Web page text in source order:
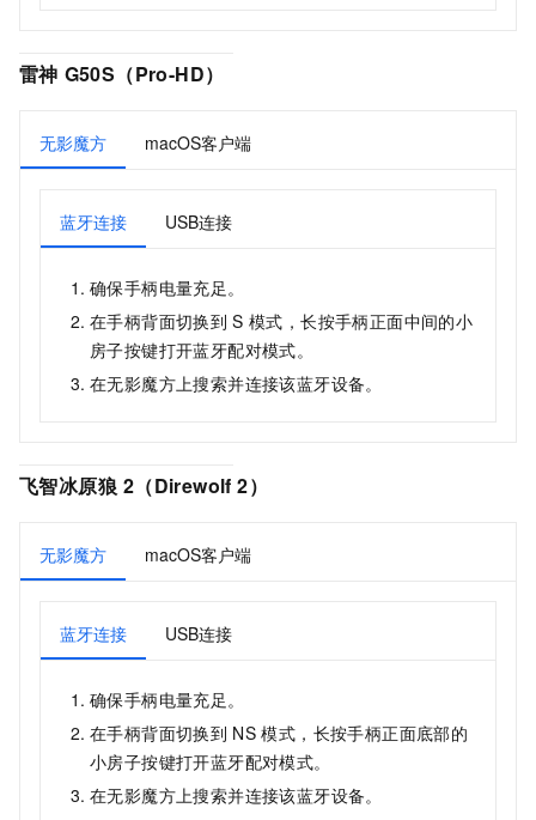
雷神 G50S（Pro-HD）
无影魔方 macOS客户端
蓝牙连接 USB连接
确保手柄电量充足。
在手柄背面切换到 S 模式，长按手柄正面中间的小
房子按键打开蓝牙配对模式。
在无影魔方上搜索并连接该蓝牙设备。
飞智冰原狼 2（Direwolf 2）
无影魔方 macOS客户端
蓝牙连接 USB连接
确保手柄电量充足。
在手柄背面切换到 NS 模式，长按手柄正面底部的
小房子按键打开蓝牙配对模式。
在无影魔方 上搜索并连接该蓝牙设备。